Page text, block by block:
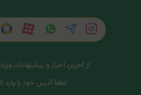
از آخرین اخبار و پیشنهادات
لطفاً آدرس خود را وارد